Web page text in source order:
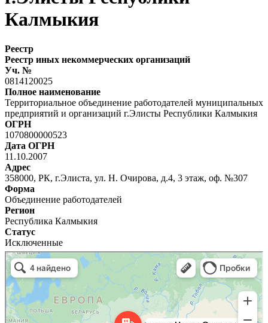
Калмыкия
Реестр
Реестр иных некоммерческих организаций
Уч. №
0814120025
Полное наименование
Территориальное объединение работодателей муниципальных
предприятий и организаций г.Элисты Республики Калмыкия
ОГРН
1070800000523
Дата ОГРН
11.10.2007
Адрес
358000, РК, г.Элиста, ул. Н. Очирова, д.4, 3 этаж, оф. №307
Форма
Объединение работодателей
Регион
Республика Калмыкия
Статус
Исключенные